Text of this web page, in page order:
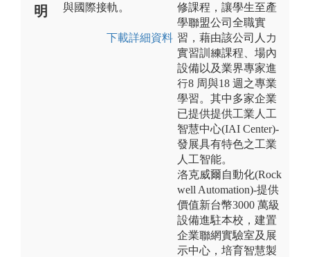
明
與國際接軌。
下載詳細資料
修課程，讓學生至產
學聯盟公司全職實
習，藉由該公司人力
實習訓練課程、場內
設備以及業界專家進
行8 周與18 週之專業
學習。其中多家企業
已提供提供工業人工
智慧中心(IAI Center)-
發展具有特色之工業
人工智能。
洛克威爾自動化(Rock
well Automation)-提供
價值新台幣3000 萬級
設備進駐本校，建置
企業聯網實驗室及展
示中心，培育智慧製